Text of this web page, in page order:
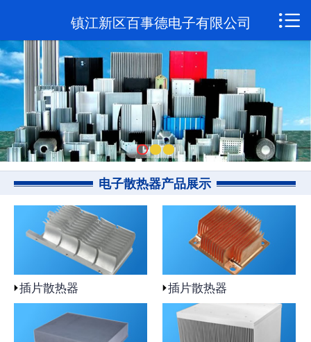
 网站首页
关于我们
新闻资讯
产品展示
联系我们
镇江新区百事德电子有限公司 
电子散热器产品展示
插片散热器 插片散热器